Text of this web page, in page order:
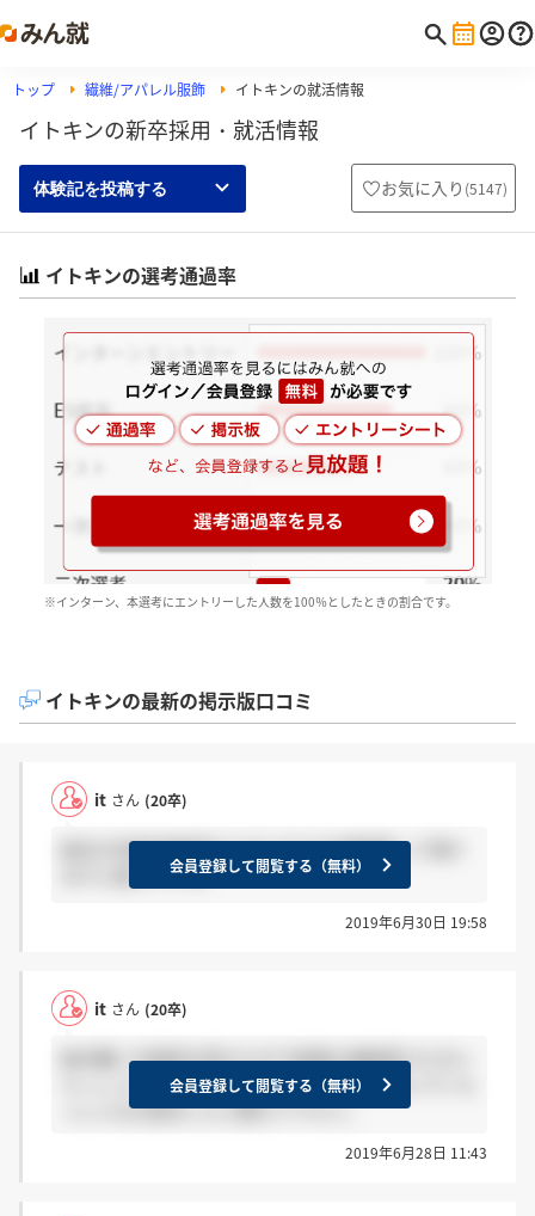
トップ 繊維/アパレル服飾 イトキンの就活情報
イトキンの新卒採用・就活情報
体験記を投稿する お気に入り (5147)
イトキンの選考通過率
※インターン、本選考にエントリーした人数を100％としたときの割合です。
イトキンの最新の掲示版口コミ
it さん (20卒)
総合2次通過連絡受けておられる方感謝押して頂け
ますと嬉しいです。会員登録して閲覧する（無料）
2019年6月30日 19:58
it さん (20卒)
総合職二次選考を受けた方で結果の連絡受けた方い
らっしゃいますか？ 連絡いつまでになど知っていら
っしゃる方居ましたら教えて下さい。
会員登録して閲覧する（無料）
2019年6月28日 11:43